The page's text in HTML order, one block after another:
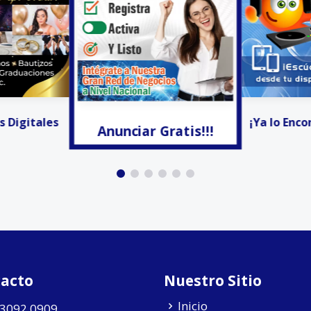
¡Ya lo Encontré! - Radio
Nuestro Sitio
Inicio